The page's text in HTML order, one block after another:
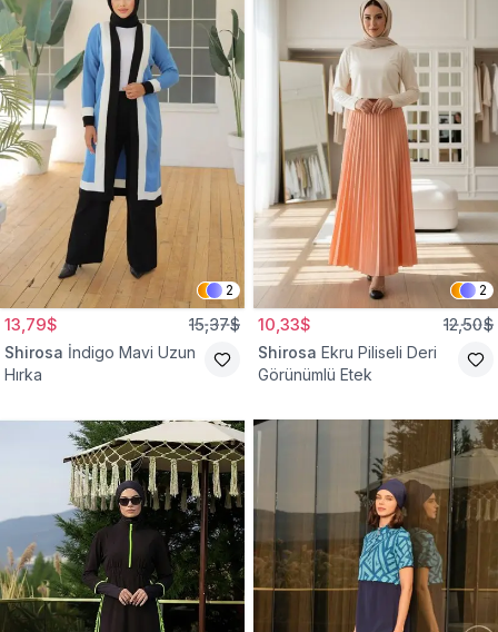
2
13,79$ 15,37$
Shirosa İndigo Mavi Uzun
Hırka
2
10,33$ 12,50$
Shirosa Ekru Piliseli Deri
Görünümlü Etek